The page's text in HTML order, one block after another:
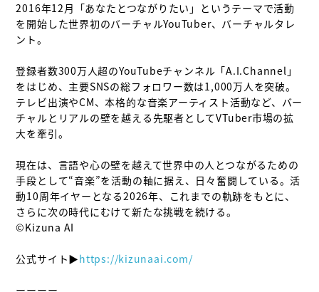
2016年12月「あなたとつながりたい」というテーマで活動
を開始した世界初のバーチャルYouTuber、バーチャルタレ
ント。
登録者数300万人超のYouTubeチャンネル「A.I.Channel」
をはじめ、主要SNSの総フォロワー数は1,000万人を突破。
テレビ出演やCM、本格的な音楽アーティスト活動など、バー
チャルとリアルの壁を越える先駆者としてVTuber市場の拡
大を牽引。
現在は、言語や心の壁を越えて世界中の人とつながるための
手段として“音楽”を活動の軸に据え、日々奮闘している。活
動10周年イヤーとなる2026年、これまでの軌跡をもとに、
さらに次の時代にむけて新たな挑戦を続ける。
©Kizuna AI
公式サイト▶https://kizunaai.com/